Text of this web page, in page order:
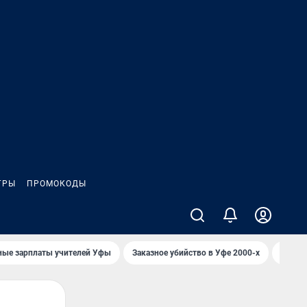
ПРОМОКОДЫ
зарплаты учителей Уфы Заказное убийство в Уфе 2000-х